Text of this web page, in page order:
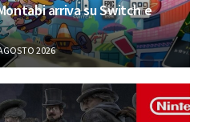
arriva su Switch e
2026